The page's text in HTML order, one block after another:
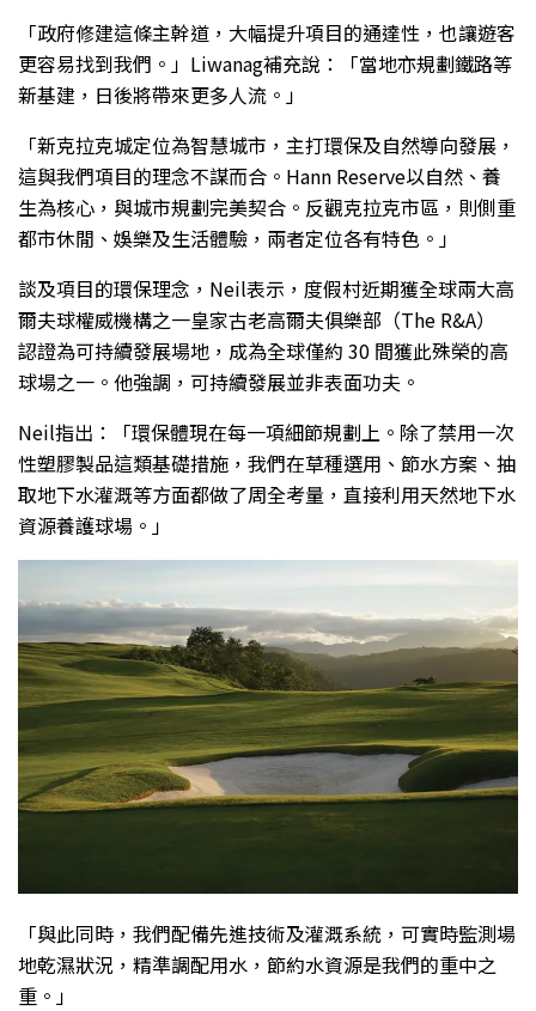
「政府修建這條主幹道，大幅提升項目的通達性，也讓遊客
更容易找到我們。」Liwanag補充說：「當地亦規劃鐵路等
新基建，日後將帶來更多人流。」
「新克拉克城定位為智慧城市，主打環保及自然導向發展，
這與我們項目的理念不謀而合。Hann Reserve以自然、養
生為核心，與城市規劃完美契合。反觀克拉克市區，則側重
都市休閒、娛樂及生活體驗，兩者定位各有特色。」
談及項目的環保理念，Neil表示，度假村近期獲全球兩大高
爾夫球權威機構之一皇家古老高爾夫俱樂部（The R&A）
認證為可持續發展場地，成為全球僅約 30 間獲此殊榮的高
球場之一。他強調，可持續發展並非表面功夫。
Neil指出：「環保體現在每一項細節規劃上。除了禁用一次
性塑膠製品這類基礎措施，我們在草種選用、節水方案、抽
取地下水灌溉等方面都做了周全考量，直接利用天然地下水
資源養護球場。」
「與此同時，我們配備先進技術及灌溉系統，可實時監測場
地乾濕狀況，精準調配用水，節約水資源是我們的重中之
重。」